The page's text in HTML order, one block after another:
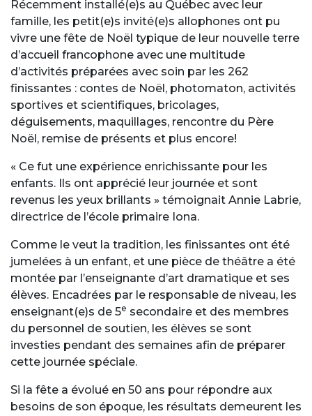
Récemment installé(e)s au Québec avec leur
famille, les petit(e)s invité(e)s allophones ont pu
vivre une fête de Noël typique de leur nouvelle terre
d’accueil francophone avec une multitude
d’activités préparées avec soin par les 262
finissantes : contes de Noël, photomaton, activités
sportives et scientifiques, bricolages,
déguisements, maquillages, rencontre du Père
Noël, remise de présents et plus encore!
« Ce fut une expérience enrichissante pour les
enfants. Ils ont apprécié leur journée et sont
revenus les yeux brillants » témoignait Annie Labrie,
directrice de l’école primaire Iona.
Comme le veut la tradition, les finissantes ont été
jumelées à un enfant, et une pièce de théâtre a été
montée par l’enseignante d’art dramatique et ses
élèves. Encadrées par le responsable de niveau, les
enseignant(e)s de 5e secondaire et des membres
du personnel de soutien, les élèves se sont
investies pendant des semaines afin de préparer
cette journée spéciale.
Si la fête a évolué en 50 ans pour répondre aux
besoins de son époque, les résultats demeurent les